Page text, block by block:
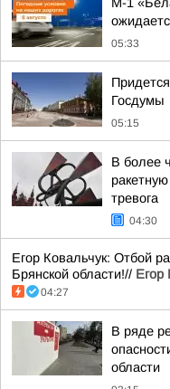
05:33
Госдумы
05:15
В более
тревога
04:30
Егор Ковальчук: Отбой
Брянской области!// Егор
04:27
В ряде
области